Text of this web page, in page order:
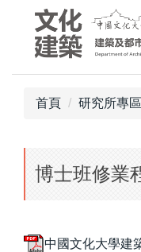
首頁 研究所專
博士班修業
中國文化大學建